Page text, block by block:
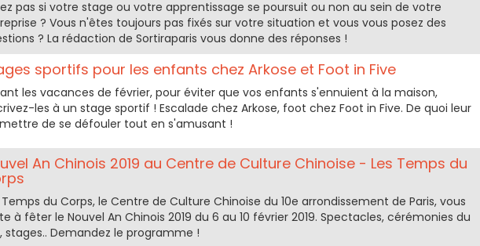
pas si votre stage ou votre apprentissage se poursuit ou non au sein de votre
? Vous n'êtes toujours pas fixés sur votre situation et vous vous posez des
? La rédaction de Sortiraparis vous donne des réponses !
sportifs pour les enfants chez Arkose et Foot in Five
les vacances de février, pour éviter que vos enfants s'ennuient à la maison,
les à un stage sportif ! Escalade chez Arkose, foot chez Foot in Five. De quoi leur
de se défouler tout en s'amusant !
An Chinois 2019 au Centre de Culture Chinoise - Les Temps du
Temps du Corps, le Centre de Culture Chinoise du 10e arrondissement de Paris, vous
à fêter le Nouvel An Chinois 2019 du 6 au 10 février 2019. Spectacles, cérémonies du
stages.. Demandez le programme !